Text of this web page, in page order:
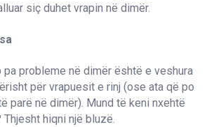
siç duhet vrapin në dimër.
pa probleme në dimër është e veshura
për vrapuesit e rinj (ose ata që po
parë në dimër). Mund të keni nxehtë
hiqni një bluzë.